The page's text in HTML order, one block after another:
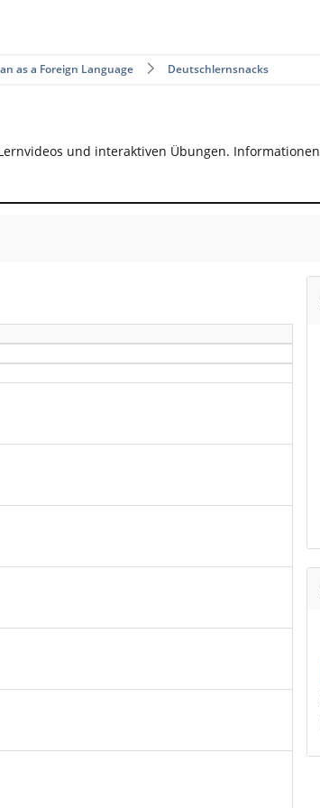
as a Foreign Language Deutschlernsnacks
und interaktiven Übungen. Informationen